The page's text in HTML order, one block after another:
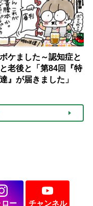
ケました～認知症と
老後と「第84回『特
』が届きました」
ロー チャンネル